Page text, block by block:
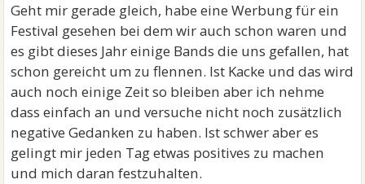
Geht mir gerade gleich, habe eine Werbung für ein
Festival gesehen bei dem wir auch schon waren und
es gibt dieses Jahr einige Bands die uns gefallen, hat
schon gereicht um zu flennen. Ist Kacke und das wird
auch noch einige Zeit so bleiben aber ich nehme
dass einfach an und versuche nicht noch zusätzlich
negative Gedanken zu haben. Ist schwer aber es
gelingt mir jeden Tag etwas positives zu machen
und mich daran festzuhalten.